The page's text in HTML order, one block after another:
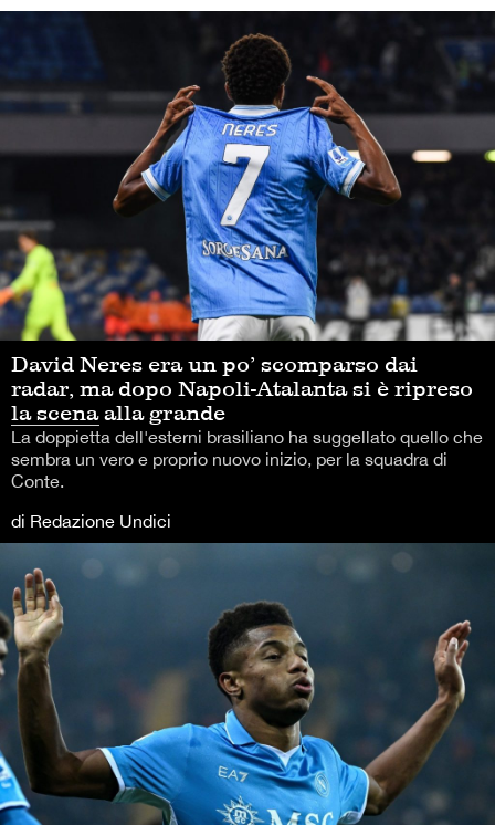
David Neres era un po’ scomparso dai
radar, ma dopo Napoli-Atalanta si è ripreso
la scena alla grande
La doppietta dell'esterni brasiliano ha suggellato quello che
sembra un vero e proprio nuovo inizio, per la squadra di
Conte.
di Redazione Undici